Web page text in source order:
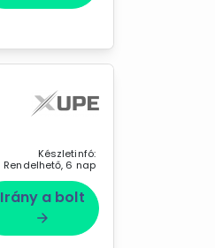
Készletinfó:
Rendelhető, 6 nap
Irány a bolt
arrow_forward